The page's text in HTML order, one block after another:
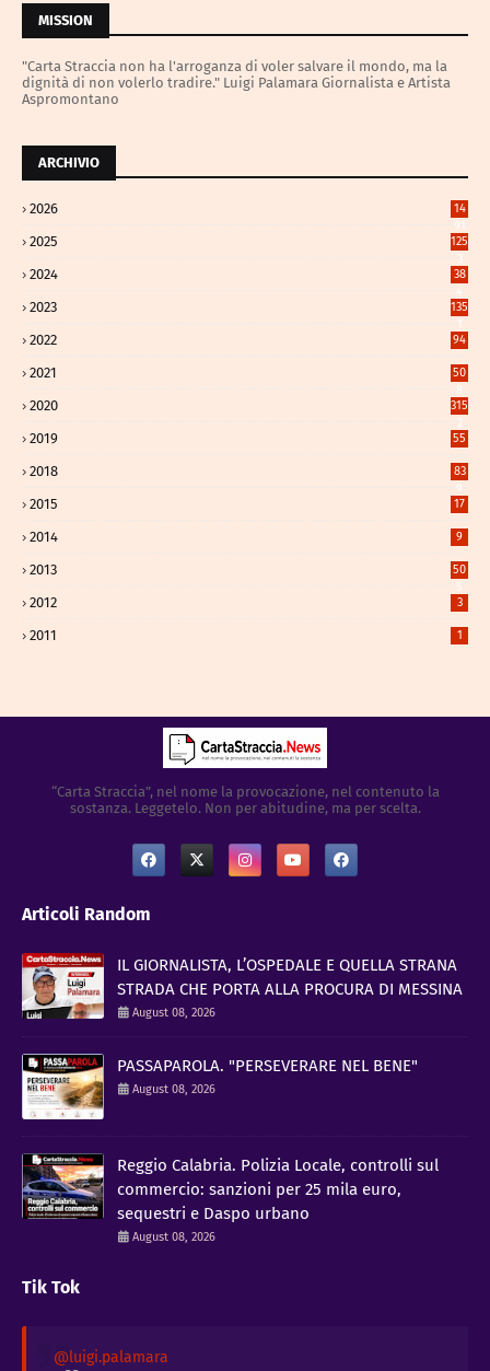
MISSION
"Carta Straccia non ha l'arroganza di voler salvare il mondo, ma la
dignità di non volerlo tradire." Luigi Palamara Giornalista e Artista
Aspromontano
ARCHIVIO
2026
14
91
2025
125
3
2024
38
4
2023
135
1
2022 94
2021
50
8
2020
315
2
2019 55
2018
83
9
2015 17
2014 9
2013
50
5
2012 3
2011 1
“Carta Straccia”, nel nome la provocazione, nel contenuto la
sostanza. Leggetelo. Non per abitudine, ma per scelta.
Articoli Random
IL GIORNALISTA, L’OSPEDALE E QUELLA STRANA
STRADA CHE PORTA ALLA PROCURA DI MESSINA
August 08, 2026
PASSAPAROLA. "PERSEVERARE NEL BENE"
August 08, 2026
Reggio Calabria. Polizia Locale, controlli sul
commercio: sanzioni per 25 mila euro,
sequestri e Daspo urbano
August 08, 2026
Tik Tok
@luigi.palamara